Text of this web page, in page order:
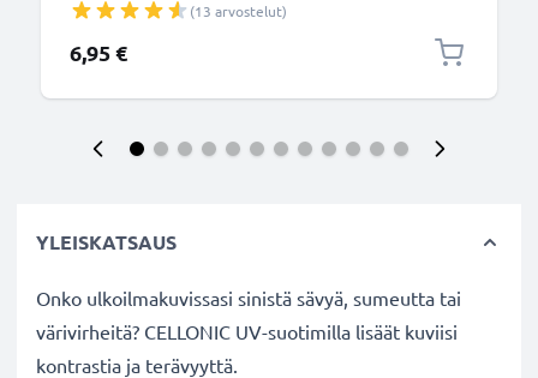
Kansi
(13 arvostelut)
6,95 €
YLEISKATSAUS
Onko ulkoilmakuvissasi sinistä sävyä, sumeutta tai
värivirheitä? CELLONIC UV-suotimilla lisäät kuviisi
kontrastia ja terävyyttä.